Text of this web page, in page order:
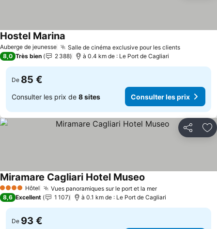
Auberge de jeunesse Salle de cinéma exclusive pour les clients
Hostel Marina
8,0 Très bien 2 388 à 0.4 km de : Le Port de Cagliari
De 85 €
Consulter les prix de 8 sites Consulter les prix
Partager
4 Étoiles Hôtel Vues panoramiques sur le port et la mer
Miramare Cagliari Hotel Museo
8,6 Excellent 1 107 à 0.1 km de : Le Port de Cagliari
De 93 €